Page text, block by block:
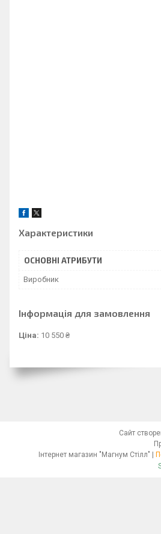
Характеристики
ОСНОВНІ АТРИБУТИ
Виробник
Інформація для замовлення
Ціна: 10 550 ₴
Сайт
Інтернет магазин "Магнум Стілл" |